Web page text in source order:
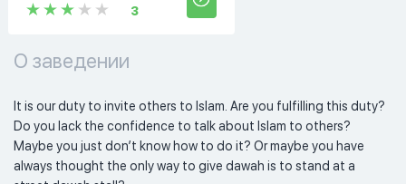
3
О заведении
It is our duty to invite others to Islam. Are you fulfilling this duty?
Do you lack the confidence to talk about Islam to others?
Maybe you just don’t know how to do it? Or maybe you have
always thought the only way to give dawah is to stand at a